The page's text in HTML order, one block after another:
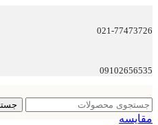
021-77473726
09102656535
مقایسه